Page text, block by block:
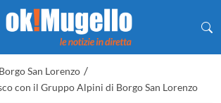
Borgo San Lorenzo /
con il Gruppo Alpini di Borgo San Lorenzo